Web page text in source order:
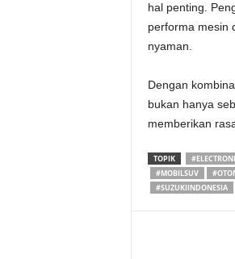
hal penting.
performa mesin
nyaman.
Dengan
bukan hanya
memberikan
TOPIK
#MOBILSUV
#SUZUKIINDONESIA